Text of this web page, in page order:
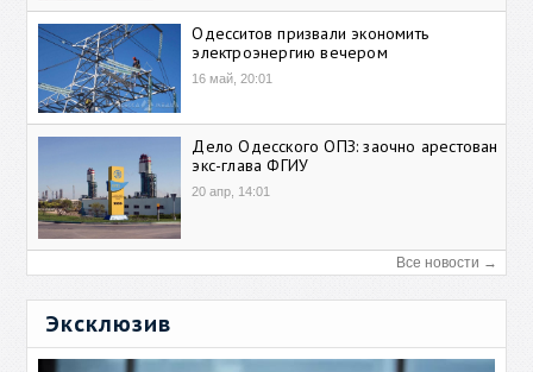
Одесситов призвали экономить
электроэнергию вечером
16 май, 20:01
Дело Одесского ОПЗ: заочно арестован
экс-глава ФГИУ
20 апр, 14:01
Все новости →
Эксклюзив